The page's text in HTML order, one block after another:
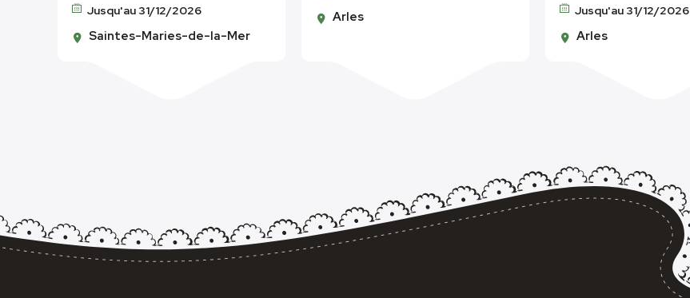
Jusqu'au 31/12/2026
Saintes-Maries-de-la-Mer
Arles Jusqu'au 31/12/2026
Arles